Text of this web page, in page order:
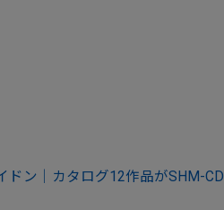
ドン｜カタログ12作品がSHM-CD